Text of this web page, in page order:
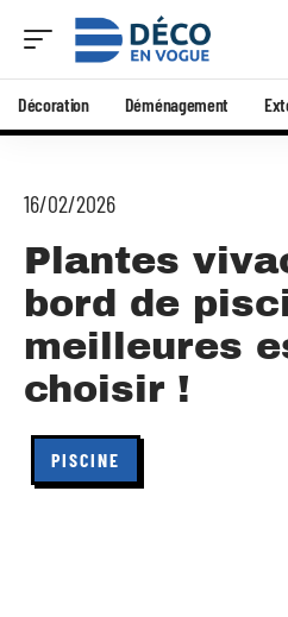
Décoration Déménagement
16/02/2026
Plantes
bord de
meilleures
choisir !
PISCINE